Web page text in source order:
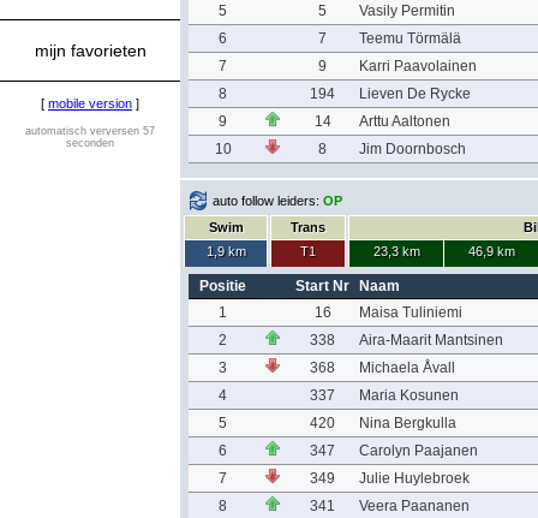
mijn favorieten
[ mobile version ]
automatisch verversen 57
seconden
5
5
Vasily Permitin
6
7
Teemu Törmälä
7
9
Karri Paavolainen
8
194
Lieven De Rycke
9
14
Arttu Aaltonen
10
8 Jim Doornbosch
auto follow leiders: OP
Swim
1,9 km
Trans
T1
23,3 km
46,9 km
Positie Start Nr
Naam
1
16
Maisa Tuliniemi
2
338
Aira-Maarit Mantsinen
3
368
Michaela Åvall
4
337
Maria Kosunen
5
420
Nina Bergkulla
6
347
Carolyn Paajanen
7
349
Julie Huylebroek
8
341
Veera Paananen